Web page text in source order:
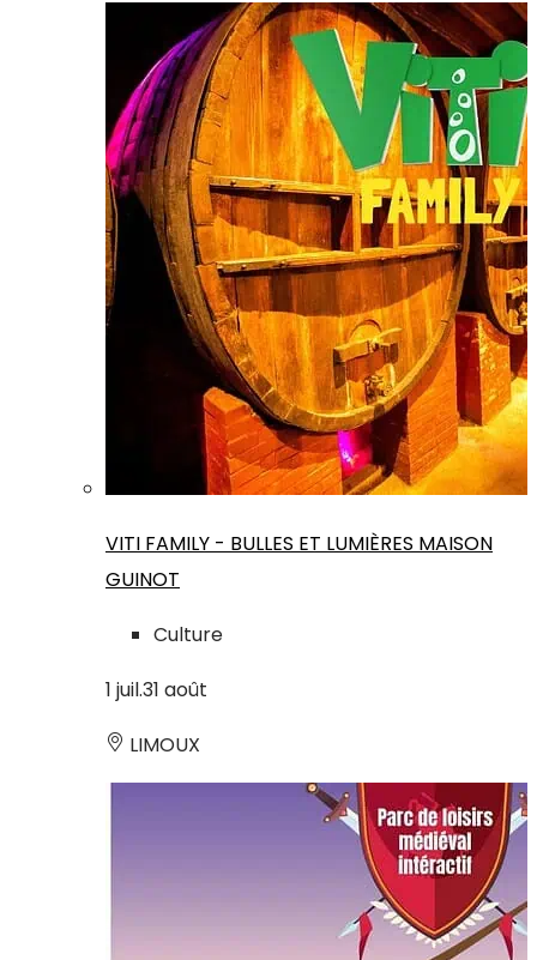
VITI FAMILY - BULLES ET LUMIÈRES MAISON
GUINOT
Culture
1 juil.31 août
LIMOUX